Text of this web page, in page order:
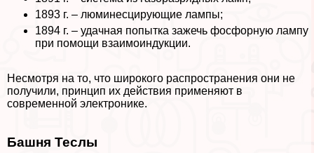
1893 г. – люминесцирующие лампы;
1894 г. – удачная попытка зажечь фосфорную лампу
при помощи взаимоиндукции.
Несмотря на то, что широкого распространения они не
получили, принцип их действия применяют в
современной электронике.
Башня Теслы